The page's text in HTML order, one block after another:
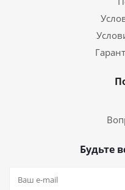
Будьте